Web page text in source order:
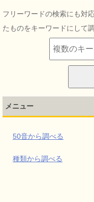
フリーワードの検索にも対
たものをキーワードにして
メニュー
50音から調べる
種類から調べる